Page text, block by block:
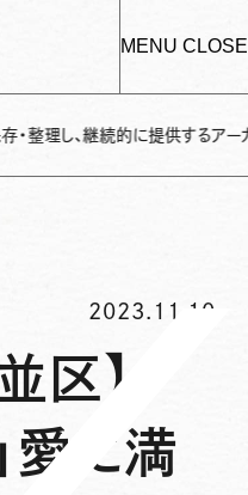
MENU CLOSE
的に提供するアーカイブサイトで
2023.11.10
区】
愛に満